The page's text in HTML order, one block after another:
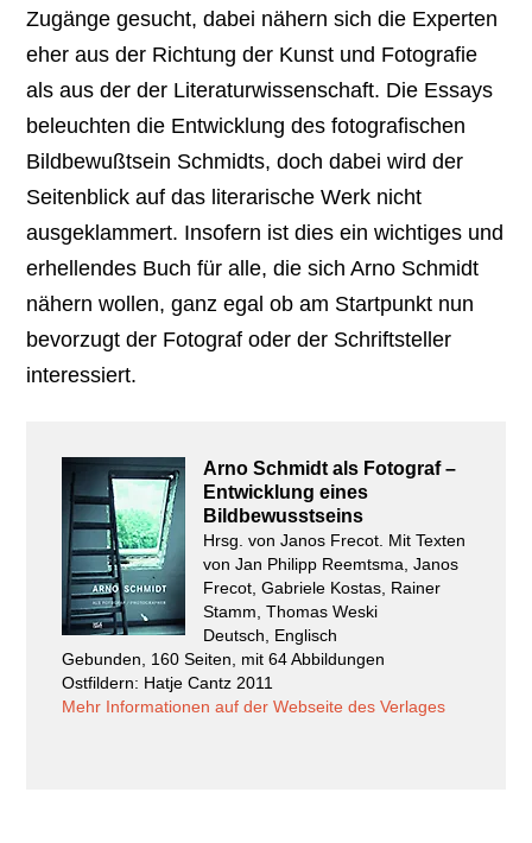
Zugänge gesucht, dabei nähern sich die Experten
eher aus der Richtung der Kunst und Fotografie
als aus der der Literaturwissenschaft. Die Essays
beleuchten die Entwicklung des fotografischen
Bildbewußtsein Schmidts, doch dabei wird der
Seitenblick auf das literarische Werk nicht
ausgeklammert. Insofern ist dies ein wichtiges und
erhellendes Buch für alle, die sich Arno Schmidt
nähern wollen, ganz egal ob am Startpunkt nun
bevorzugt der Fotograf oder der Schriftsteller
interessiert.
Arno Schmidt als Fotograf –
Entwicklung eines
Bildbewusstseins
Hrsg. von Janos Frecot. Mit Texten
von Jan Philipp Reemtsma, Janos
Frecot, Gabriele Kostas, Rainer
Stamm, Thomas Weski
Deutsch, Englisch
Gebunden, 160 Seiten, mit 64 Abbildungen
Ostfildern: Hatje Cantz 2011
Mehr Informationen auf der Webseite des Verlages